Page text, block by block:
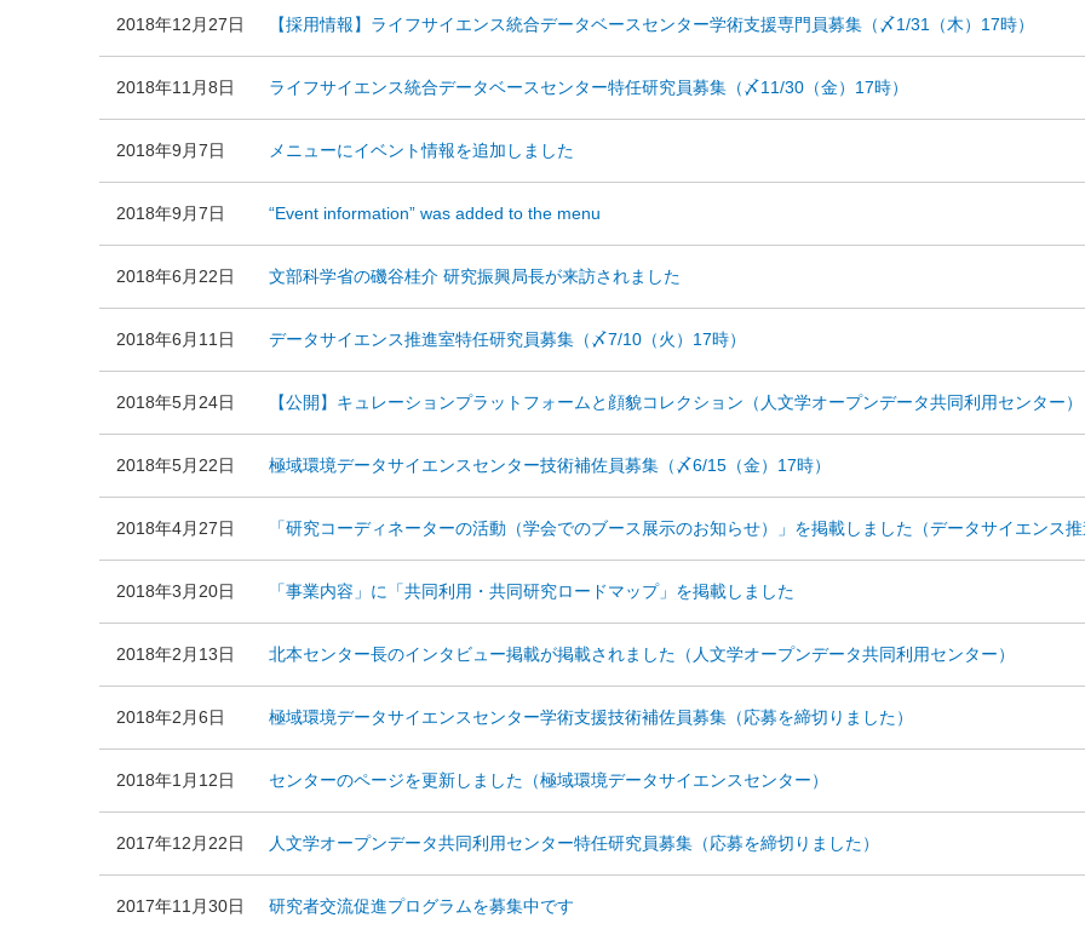
2018年12月27日 【採用情報】ライフサイエンス統合データベースセンター学術支援専門員募集（〆1/31（木）17時）
2018年11月8日 ライフサイエンス統合データベースセンター特任研究員募集（〆11/30（金）17時）
2018年9月7日 メニューにイベント情報を追加しました
2018年9月7日 “Event information” was added to the menu
2018年6月22日 文部科学省の磯谷桂介 研究振興局長が来訪されました
2018年6月11日 データサイエンス推進室特任研究員募集（〆7/10（火）17時）
2018年5月24日 【公開】キュレーションプラットフォームと顔貌コレクション（人文学オープンデータ共同利用センター）
2018年5月22日 極域環境データサイエンスセンター技術補佐員募集（〆6/15（金）17時）
2018年4月27日 「研究コーディネーターの活動（学会でのブース展示のお知らせ）」を掲載しました（データサイエンス
2018年3月20日 「事業内容」に「共同利用・共同研究ロードマップ」を掲載しました
2018年2月13日 北本センター長のインタビュー掲載が掲載されました（人文学オープンデータ共同利用センター）
2018年2月6日 極域環境データサイエンスセンター学術支援技術補佐員募集（応募を締切りました）
2018年1月12日 センターのページを更新しました（極域環境データサイエンスセンター）
2017年12月22日 人文学オープンデータ共同利用センター特任研究員募集（応募を締切りました）
2017年11月30日 研究者交流促進プログラムを募集中です